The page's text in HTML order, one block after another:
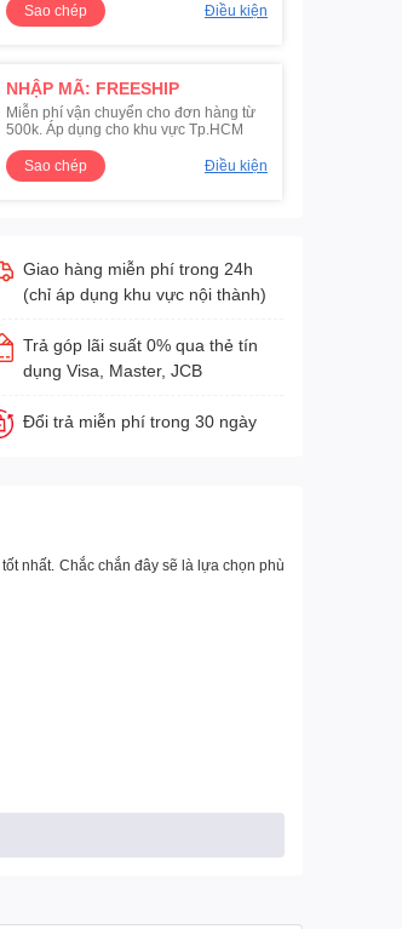
Sao chép
Điều kiện
NHẬP MÃ: FREESHIP
Miễn phí vận chuyển cho đơn hàng từ
500k. Áp dụng cho khu vực Tp.HCM
Sao chép
Điều kiện
Giao hàng miễn phí trong 24h
(chỉ áp dụng khu vực nội thành)
Trả góp lãi suất 0% qua thẻ tín
dụng Visa, Master, JCB
Đổi trả miễn phí trong 30 ngày
nhất. Chắc chắn đây sẽ là lựa chọn phù